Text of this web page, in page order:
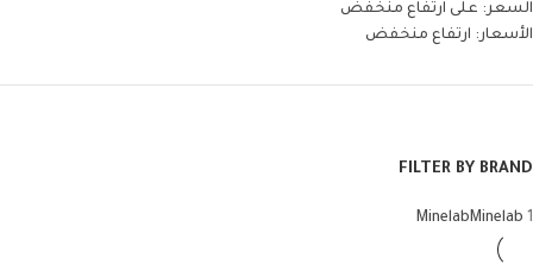
السعر: على ارتفاع منخفض
الأسعار: ارتفاع منخفض
FILTER BY BRAND
MinelabMinelab 1